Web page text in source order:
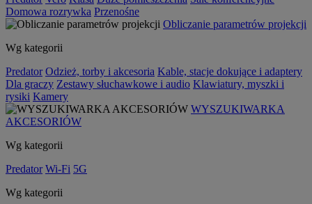
Domowa rozrywka Przenośne
Obliczanie parametrów projekcji
Wg kategorii
Predator Odzież, torby i akcesoria Kable, stacje dokujące i adaptery
Dla graczy Zestawy słuchawkowe i audio Klawiatury, myszki i
rysiki Kamery
WYSZUKIWARKA
AKCESORIÓW
Wg kategorii
Predator Wi-Fi 5G
Wg kategorii